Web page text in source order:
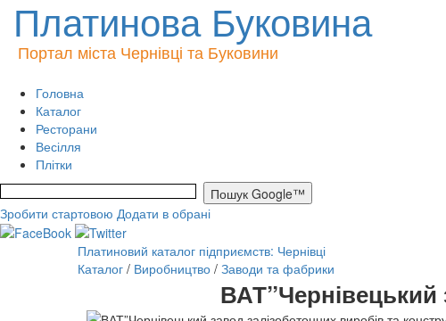
Платинова Буковина
Портал міста Чернівці та Буковини
Головна
Каталог
Ресторани
Весілля
Плітки
Зробити стартовою Додати в обрані
Платиновий каталог підприємств: Чернівці
Каталог/ Виробництво/ Заводи та фабрики
ВАТ”Чернівецький